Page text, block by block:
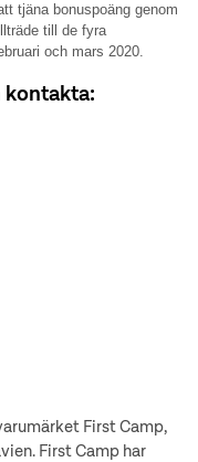
tjäna bonuspoäng genom
till de fyra
och mars 2020.
kontakta:
First Camp,
First Camp har